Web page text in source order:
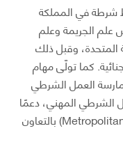
شرطة في المملكة
الجريمة وعلم
المتحدة، وقبل ذلك
كما تولّى مهام
العمل الشرطي
الشرطي المهني، دعمًا
لجهاز شرطة العاصمة (Metropolitan Police Service) بالتعاون